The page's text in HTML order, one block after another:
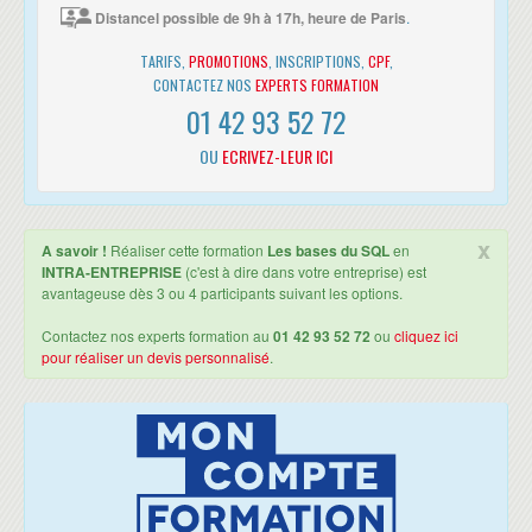
Partitionner les résultats statistiques : GROUP BY et HAVING
Accéder à plusieurs tables : les jointures externes
Les fonctions SQL (manipulations de chaînes de caractères,
manipulations de dates...)
LA MISE À JOUR DE DONNÉES AVEC LE LANGAGE SQL
Modifier des lignes : UPDATE
Supprimer des lignes : DELETE
Conséquences des intégrités référentielles
Présentation et intérêt des vues
Différences entre table et vue
EVOLUTIONS DES DONNÉES D'ENTREPRISES
Du relationnel au décisionnel, l'intelligence décisionnelle ou la
Du décisionnel au Master Data Management (MDM)
• Une attestation de suivi de formation vous sera remise en fin de
formation.
• Cette formation est organisée pour un maximum de 14 participants.
Distancel possible de 9h à 17h, heure de Paris.
TARIFS, PROMOTIONS , INSCRIPTIONS, CPF,
CONTACTEZ NOS EXPERTS FORMATION
01 42 93 52 72
OU ECRIVEZ-LEUR ICI
x
A savoir ! Réaliser cette formation Les bases du SQLen
INTRA-ENTREPRISE (c'est à dire dans votre entreprise) est
avantageuse dès 3 ou 4 participants suivant les options.
Contactez nos experts formation au 01 42 93 52 72 ou cliquez ici
pour réaliser un devis personnalisé.